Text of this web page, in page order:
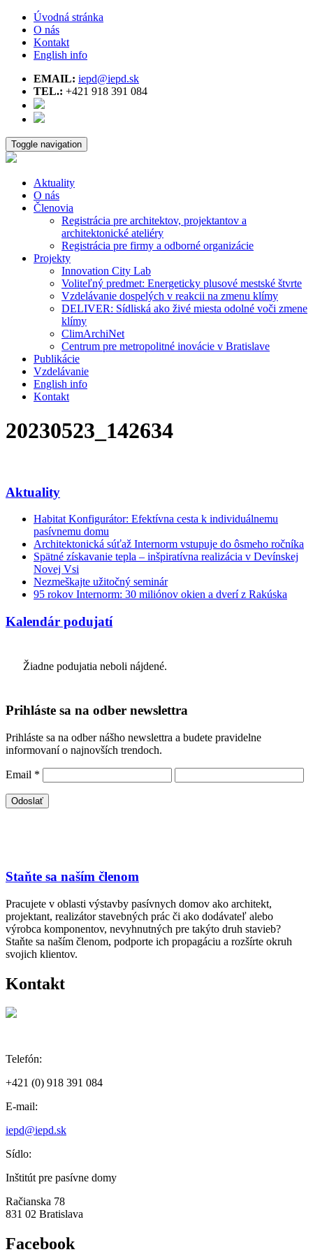
Úvodná stránka
O nás
Kontakt
English info
EMAIL: iepd@iepd.sk
TEL.: +421 918 391 084
Toggle navigation
Aktuality
O nás
Členovia
Registrácia pre architektov, projektantov a
architektonické ateliéry
Registrácia pre firmy a odborné organizácie
Projekty
Innovation City Lab
Voliteľný predmet: Energeticky plusové mestské štvrte
Vzdelávanie dospelých v reakcii na zmenu klímy
DELIVER: Sídliská ako živé miesta odolné voči zmene
klímy
ClimArchiNet
Centrum pre metropolitné inovácie v Bratislave
Publikácie
Vzdelávanie
English info
Kontakt
20230523_142634
Aktuality
Habitat Konfigurátor: Efektívna cesta k individuálnemu
pasívnemu domu
Architektonická súťaž Internorm vstupuje do ôsmeho ročníka
Spätné získavanie tepla – inšpiratívna realizácia v Devínskej
Novej Vsi
Nezmeškajte užitočný seminár
95 rokov Internorm: 30 miliónov okien a dverí z Rakúska
Kalendár podujatí
Žiadne podujatia neboli nájdené.
Prihláste sa na odber newslettra
Prihláste sa na odber nášho newslettra a budete pravidelne
informovaní o najnovších trendoch.
Email *
Staňte sa naším členom
Pracujete v oblasti výstavby pasívnych domov ako architekt,
projektant, realizátor stavebných prác či ako dodávateľ alebo
výrobca komponentov, nevyhnutných pre takýto druh stavieb?
Staňte sa naším členom, podporte ich propagáciu a rozšírte okruh
svojich klientov.
Kontakt
Telefón:
+421 (0) 918 391 084
E-mail:
iepd@iepd.sk
Sídlo:
Inštitút pre pasívne domy
Račianska 78
831 02 Bratislava
Facebook